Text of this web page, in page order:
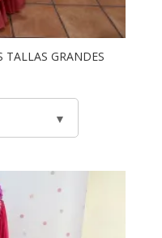
GRANDES